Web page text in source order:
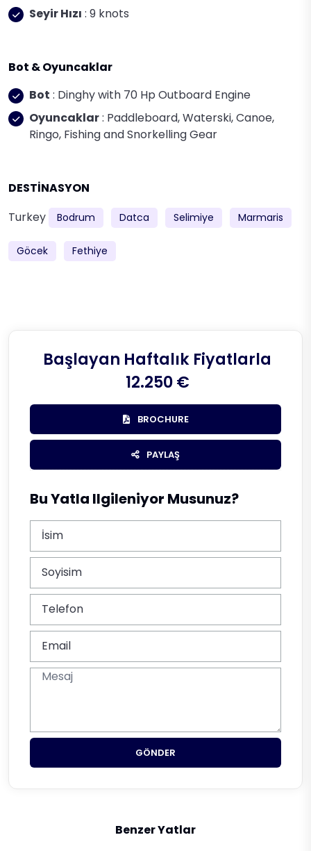
Seyir Hızı : 9 knots
Bot & Oyuncaklar
Bot : Dinghy with 70 Hp Outboard Engine
Oyuncaklar: Paddleboard, Waterski, Canoe,
Ringo, Fishing and Snorkelling Gear
DESTİNASYON
Turkey
Bodrum Datca Selimiye Marmaris
Göcek Fethiye
Başlayan Haftalık Fiyatlarla
12.250 €
BROCHURE
PAYLAŞ
Bu Yatla Ilgileniyor Musunuz?
GÖNDER
Benzer Yatlar